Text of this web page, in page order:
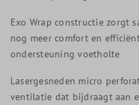
Exo Wrap constructie zorgt
nog meer comfort en
ondersteuning voetholte
Lasergesneden micro
ventilatie dat bijdraagt aan